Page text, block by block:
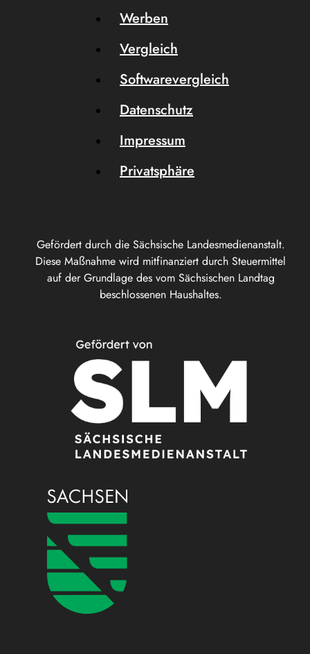
Gefördert durch die Sächsische Landesmedienanstalt.
Diese Maßnahme wird mitfinanziert durch Steuermittel
auf der Grundlage des vom Sächsischen Landtag
beschlossenen Haushaltes.
Werben
Vergleich
Softwarevergleich
Datenschutz
Impressum
Privatsphäre